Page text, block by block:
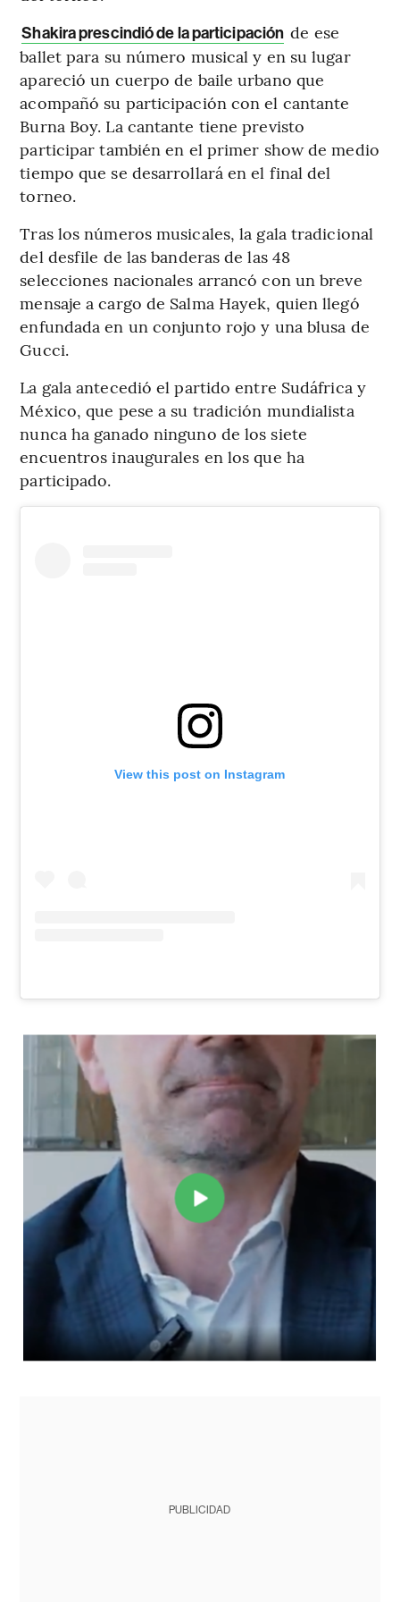
Shakira prescindió de la participación de ese
ballet para su número musical y en su lugar
apareció un cuerpo de baile urbano que
acompañó su participación con el cantante
Burna Boy. La cantante tiene previsto
participar también en el primer show de medio
tiempo que se desarrollará en el final del
torneo.
Tras los números musicales, la gala tradicional
del desfile de las banderas de las 48
selecciones nacionales arrancó con un breve
mensaje a cargo de Salma Hayek, quien llegó
enfundada en un conjunto rojo y una blusa de
Gucci.
La gala antecedió el partido entre Sudáfrica y
México, que pese a su tradición mundialista
nunca ha ganado ninguno de los siete
encuentros inaugurales en los que ha
participado.
View this post on Instagram
PUBLICIDAD